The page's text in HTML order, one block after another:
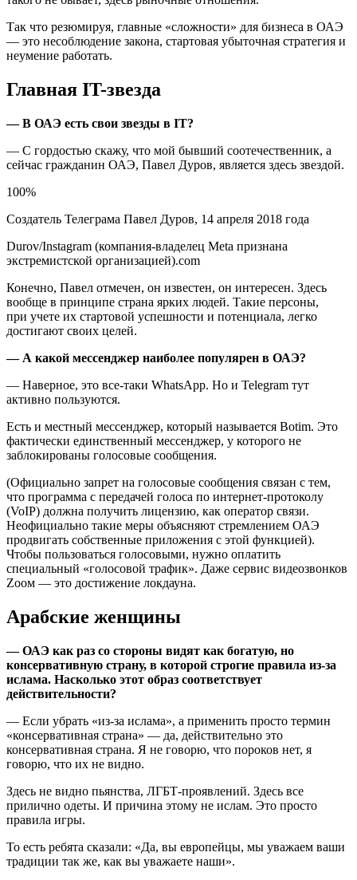
Так что резюмируя, главные «сложности» для бизнеса в ОАЭ
— это несоблюдение закона, стартовая убыточная стратегия и
неумение работать.
Главная IT-звезда
— В ОАЭ есть свои звезды в IT?
— С гордостью скажу, что мой бывший соотечественник, а
сейчас гражданин ОАЭ, Павел Дуров, является здесь звездой.
100%
Создатель Телеграма Павел Дуров, 14 апреля 2018 года
Durov/Instagram (компания-владелец Meta признана
экстремистской организацией).com
Конечно, Павел отмечен, он известен, он интересен. Здесь
вообще в принципе страна ярких людей. Такие персоны,
при учете их стартовой успешности и потенциала, легко
достигают своих целей.
— А какой мессенджер наиболее популярен в ОАЭ?
— Наверное, это все-таки WhatsApp. Но и Telegram тут
активно пользуются.
Есть и местный мессенджер, который называется Botim. Это
фактически единственный мессенджер, у которого не
заблокированы голосовые сообщения.
(Официально запрет на голосовые сообщения связан с тем,
что программа с передачей голоса по интернет-протоколу
(VoIP) должна получить лицензию, как оператор связи.
Неофициально такие меры объясняют стремлением ОАЭ
продвигать собственные приложения с этой функцией).
Чтобы пользоваться голосовыми, нужно оплатить
специальный «голосовой трафик». Даже сервис видеозвонков
Zоом — это достижение локдауна.
Арабские женщины
— ОАЭ как раз со стороны видят как богатую, но
консервативную страну, в которой строгие правила из-за
ислама. Насколько этот образ соответствует
действительности?
— Если убрать «из-за ислама», а применить просто термин
«консервативная страна» — да, действительно это
консервативная страна. Я не говорю, что пороков нет, я
говорю, что их не видно.
Здесь не видно пьянства, ЛГБТ-проявлений. Здесь все
прилично одеты. И причина этому не ислам. Это просто
правила игры.
То есть ребята сказали: «Да, вы европейцы, мы уважаем ваши
традиции так же, как вы уважаете наши».